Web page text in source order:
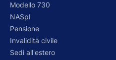
Modello 730
NASpI
Pensione
Invalidità civile
Sedi all'estero